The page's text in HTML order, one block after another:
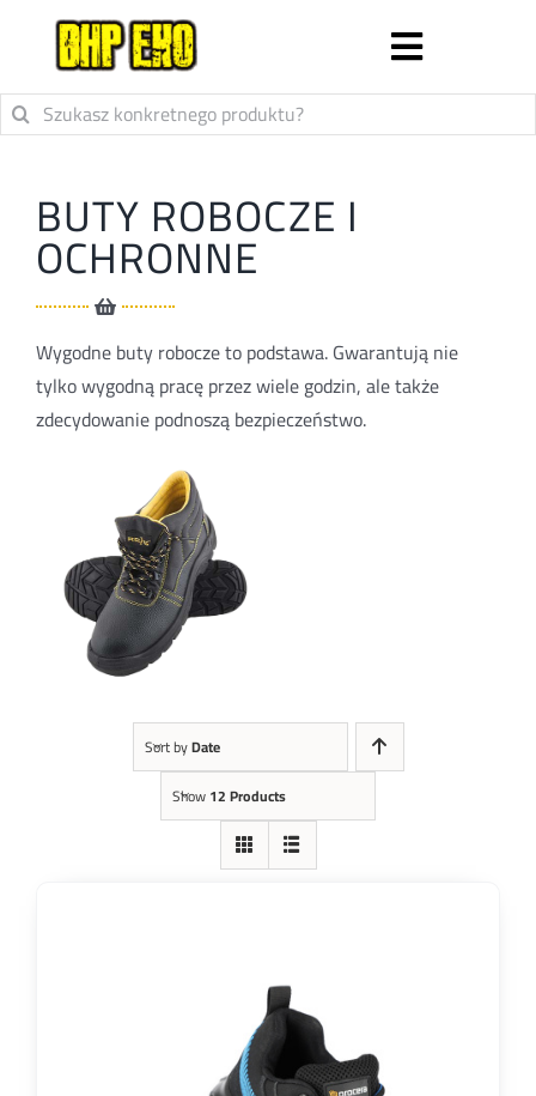
content
Toggle
Sklep
RĘKAWICE OCHRONNE
ODZIEŻ ROBOCZA I OCHRONNA
BUTY ROBOCZE I OCHRONNE
ODZIEŻ I OBUWIE MEDYCZNE
Kontakt
BUTY ROBOCZE I
OCHRONNE
Wygodne buty robocze to podstawa. Gwarantują nie
tylko wygodną pracę przez wiele godzin, ale także
zdecydowanie podnoszą bezpieczeństwo.
Sort byDate
Show12 Products